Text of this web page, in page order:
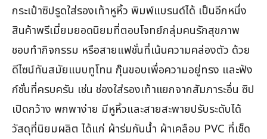
กระเป๋าซิปรูดใส่รองเท้าหูหิ้ว พิมพ์แบรนด์ได้ เป็นอีกหนึ่ง
สินค้าพรีเมี่ยมยอดนิยมที่ตอบโจทย์กลุ่มคนรักสุขภาพ
ชอบทำกิจกรรม หรือสายแฟชั่นที่เน้นความคล่องตัว ด้วย
ดีไซน์ทันสมัยแบบทูโทน กุ๊นขอบเพื่อความอยู่ทรง และฟัง
ก์ชั่นที่ครบครัน เช่น ช่องใส่รองเท้าแยกจากสัมภาระอื่น ซิป
เปิดกว้าง พกพาง่าย มีหูหิ้วและสายสะพายปรับระดับได้
วัสดุที่นิยมผลิต ได้แก่ ผ้าร่มกันน้ำ ผ้าเคลือบ PVC ที่เช็ด